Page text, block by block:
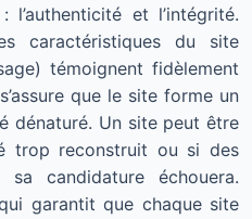
et l’intégrité.
caractéristiques du site
témoignent fidèlement
que le site forme un
dénaturé. Un site peut être
trop reconstruit ou si des
sa candidature échouera.
garantit que chaque site